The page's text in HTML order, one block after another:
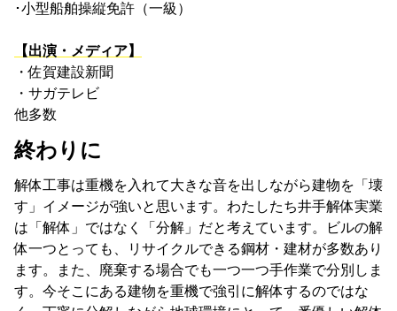
･小型船舶操縦免許（一級）
【出演・メディア】
・佐賀建設新聞
・サガテレビ
他多数
終わりに
解体工事は重機を入れて大きな音を出しながら建物を「壊
す」イメージが強いと思います。わたしたち井手解体実業
は「解体」ではなく「分解」だと考えています。ビルの解
体一つとっても、リサイクルできる鋼材・建材が多数あり
ます。また、廃棄する場合でも一つ一つ手作業で分別しま
す。今そこにある建物を重機で強引に解体するのではな